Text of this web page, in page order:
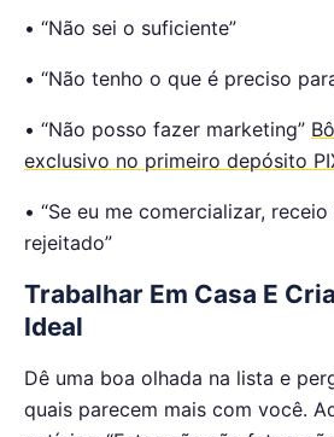
• “Não sei o suficiente”
• “Não tenho o que é preciso
• “Não posso fazer marketing”
exclusivo no primeiro depósito
• “Se eu me comercializar,
rejeitado”
Trabalhar Em Casa E
Ideal
Dê uma boa olhada na lista e
quais parecem mais com você.